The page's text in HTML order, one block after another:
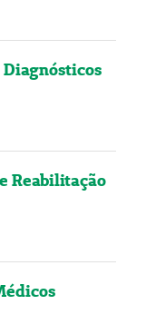
Reabilitação